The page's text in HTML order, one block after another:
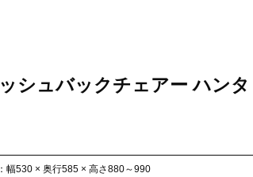
シュバックチェアー ハンタ
幅530 × 奥行585 × 高さ880～990